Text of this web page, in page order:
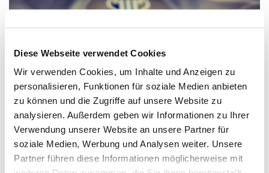
Diese Webseite verwendet Cookies
Wir verwenden Cookies, um Inhalte und Anzeigen zu
personalisieren, Funktionen für soziale Medien anbieten
zu können und die Zugriffe auf unsere Website zu
analysieren. Außerdem geben wir Informationen zu Ihrer
Verwendung unserer Website an unsere Partner für
soziale Medien, Werbung und Analysen weiter. Unsere
Partner führen diese Informationen möglicherweise mit
Pomysłodawcą i organizatorem konkursu „Pracodawca –